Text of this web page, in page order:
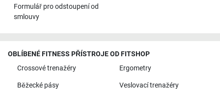
Formulář pro odstoupení od
smlouvy
OBLÍBENÉ FITNESS PŘÍSTROJE OD FITSHOP
Crossové trenažéry
Ergometry
Běžecké pásy Veslovací trenažéry